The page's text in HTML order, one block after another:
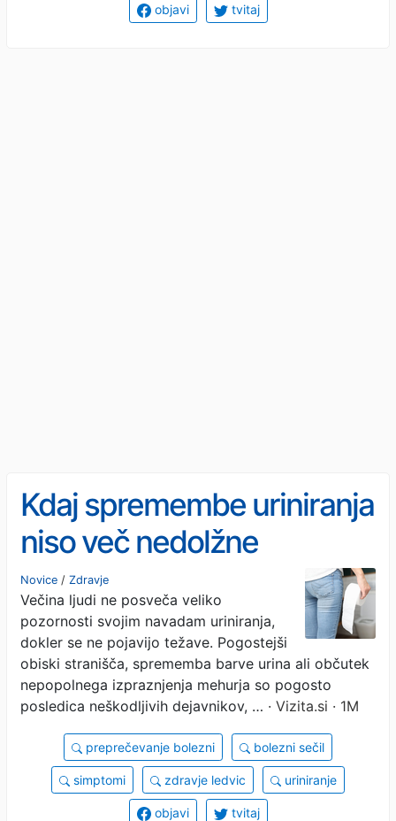
objavi tvitaj
Kdaj spremembe uriniranja
niso več nedolžne
Novice / Zdravje
Večina ljudi ne posveča veliko
pozornosti svojim navadam uriniranja,
dokler se ne pojavijo težave. Pogostejši
obiski stranišča, sprememba barve urina ali občutek
nepopolnega izpraznjenja mehurja so pogosto
posledica neškodljivih dejavnikov, … · Vizita.si · 1M
preprečevanje bolezni bolezni sečil
simptomi zdravje ledvic uriniranje
objavi tvitaj